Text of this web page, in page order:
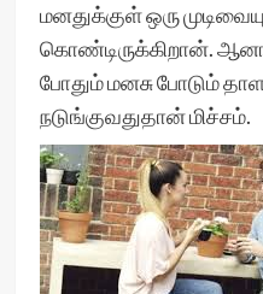
மனதுக்குள் ஒரு
கொண்டிருக்கிறான்.
போதும் மனசு போடும்
நடுங்குவதுதான் மிச்சம்.